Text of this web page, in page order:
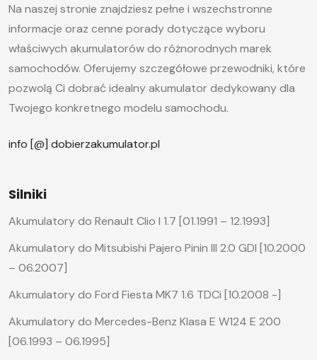
Na naszej stronie znajdziesz pełne i wszechstronne
informacje oraz cenne porady dotyczące wyboru
właściwych akumulatorów do różnorodnych marek
samochodów. Oferujemy szczegółowe przewodniki, które
pozwolą Ci dobrać idealny akumulator dedykowany dla
Twojego konkretnego modelu samochodu.
info [@] dobierzakumulator.pl
Silniki
Akumulatory do Renault Clio I 1.7 [01.1991 – 12.1993]
Akumulatory do Mitsubishi Pajero Pinin III 2.0 GDI [10.2000
– 06.2007]
Akumulatory do Ford Fiesta MK7 1.6 TDCi [10.2008 -]
Akumulatory do Mercedes-Benz Klasa E W124 E 200
[06.1993 – 06.1995]